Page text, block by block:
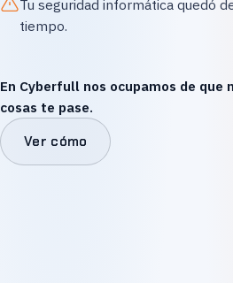
Tu seguridad informática quedó
tiempo.
En Cyberfull nos ocupamos de que
cosas te pase.
Ver cómo